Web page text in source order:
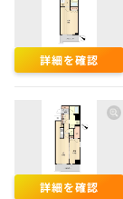
詳細を確認
詳細を確認